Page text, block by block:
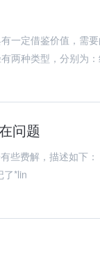
一定借鉴价值，需
两种类型，分别为
问题
上部署，上传图片功能一切正
了*lin